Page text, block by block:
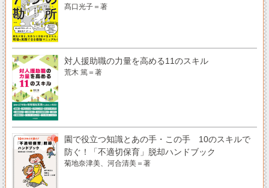
髙口光子＝著
対人援助職の力量を高める11のスキル
荒木 篤＝著
園で役立つ知識とあの手・この手 10のスキルで
防ぐ！「不適切保育」脱却ハンドブック
菊地奈津美、河合清美＝著